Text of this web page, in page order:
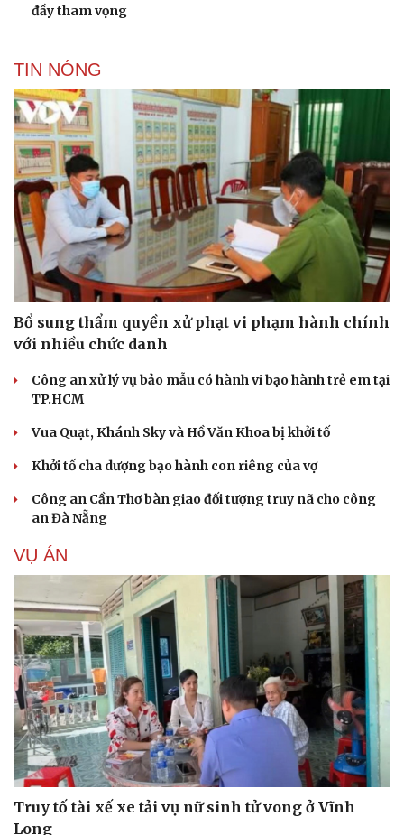
đầy tham vọng
TIN NÓNG
Bổ sung thẩm quyền xử phạt vi phạm hành chính
với nhiều chức danh
Công an xử lý vụ bảo mẫu có hành vi bạo hành trẻ em tại
TP.HCM
Vua Quạt, Khánh Sky và Hồ Văn Khoa bị khởi tố
Khởi tố cha dượng bạo hành con riêng của vợ
Công an Cần Thơ bàn giao đối tượng truy nã cho công
an Đà Nẵng
VỤ ÁN
Truy tố tài xế xe tải vụ nữ sinh tử vong ở Vĩnh
Long